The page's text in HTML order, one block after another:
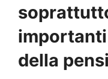
della